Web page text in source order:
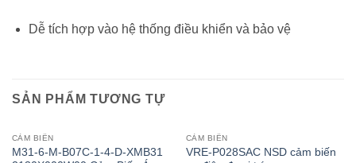
Dễ tích hợp vào hệ thống điều khiển và bảo vệ
SẢN PHẨM TƯƠNG TỰ
CẢM BIẾN
M31-6-M-B07C-1-4-D-XMB31
CẢM BIẾN
VRE-P028SAC NSD cảm biến